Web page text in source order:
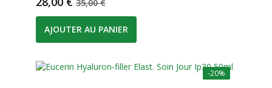
35,00 €
AJOUTER AU PANIER
-20%